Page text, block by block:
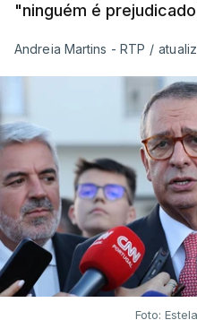
"ninguém é
Andreia Martins - RTP /
Foto: